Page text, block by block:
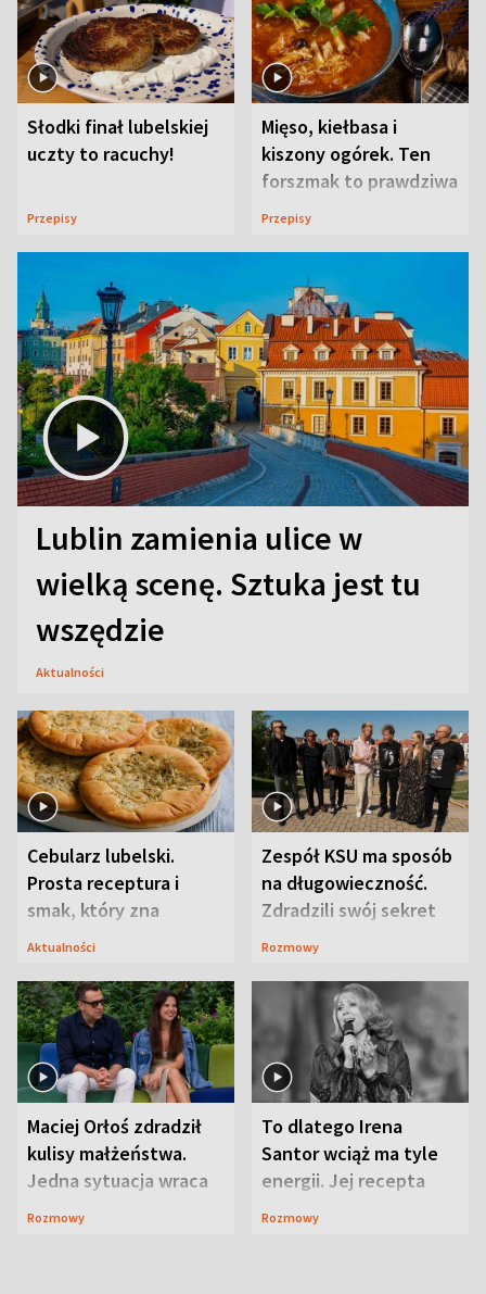
Słodki finał lubelskiej
uczty to racuchy!
Przepisy
Mięso, kiełbasa i
kiszony ogórek. Ten
forszmak to prawdziwa
uczta
Przepisy
Lublin zamienia ulice w
wielką scenę. Sztuka jest tu
wszędzie
Aktualności
Cebularz lubelski.
Prosta receptura i
smak, który zna
Lubelszczyzna
Aktualności
Zespół KSU ma sposób
na długowieczność.
Zdradzili swój sekret
Rozmowy
Maciej Orłoś zdradził
kulisy małżeństwa.
Jedna sytuacja wraca
jak bumerang
Rozmowy
To dlatego Irena
Santor wciąż ma tyle
energii. Jej recepta
jest zaskakująco
Rozmowy